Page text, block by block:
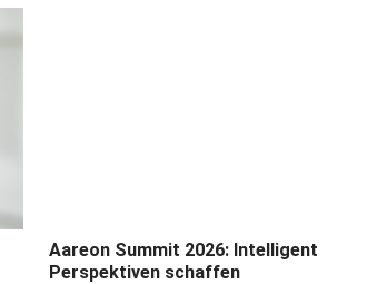
Aareon Summit 2026: Intelligent
Perspektiven schaffen